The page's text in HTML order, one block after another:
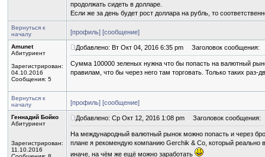
продолжать сидеть в долларе.
Если же за день будет рост доллара на рубль, то
Вернуться к
началу
[профиль] [сообщение]
Amunet
Абитуриент
Зарегистрирован:
04.10.2016
Сообщения: 5
Добавлено: Вт Окт 04, 2016 6:35 pm Заголовок сообщения:
Сумма 100000 зеленых нужна что бы попасть на валютный
правилам, что бы через него там торговать. Только таких раз-
Вернуться к
началу
[профиль] [сообщение]
Геннадий Бойко
Абитуриент
Зарегистрирован:
11.10.2016
Добавлено: Ср Окт 12, 2016 1:08 pm Заголовок сообщения:
На международный валютный рынок можно попасть и через
плане я рекомендую компанию Gerchik & Co, который реально
иначе, на чём же ещё можно заработать